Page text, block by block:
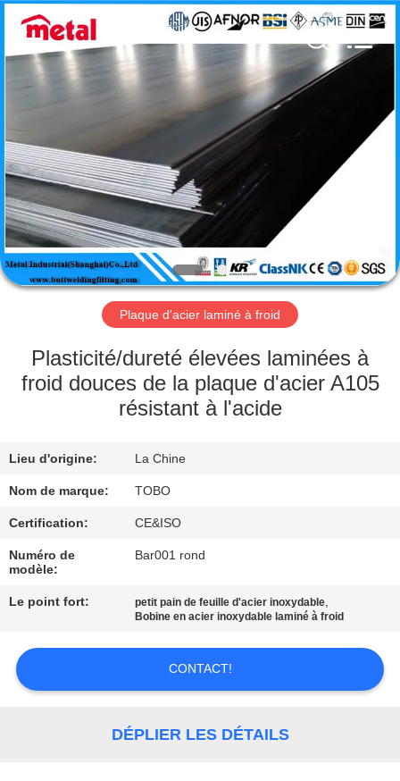
MAISON
PRODUITS
AU
SUJET
DE
NOUS
VISITE
D'USINE
DE
QUALITÉ
CONTACTEZ-
NOUS
NOUVELLES
STEEL
GROUP
All
Reserved.
Plaque d'acier laminé à froid
Plasticité/dureté élevées laminées à
froid douces de la plaque d'acier A105
résistant à l'acide
Lieu d'origine: La Chine
Nom de marque: TOBO
Certification: CE&ISO
Numéro de
modèle:
Bar001 rond
Le point fort: petit pain de feuille d'acier inoxydable,
Bobine en acier inoxydable laminé à froid
CONTACT!
DÉPLIER LES DÉTAILS